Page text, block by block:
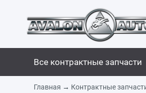
Все контрактные запчасти
Главная → Контрактные